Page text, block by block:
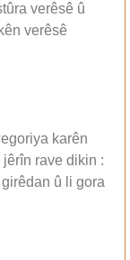
verêsê û
verêsê
karên
rave dikin :
û li gora